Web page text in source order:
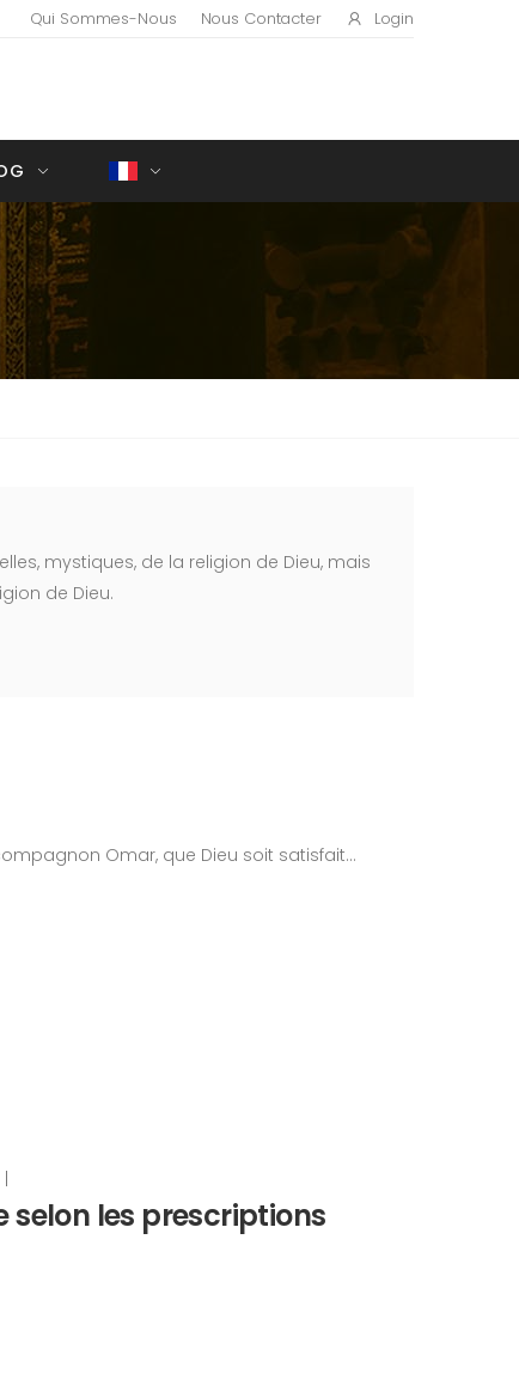
Qui Sommes-Nous Nous Contacter Login
mystiques, de la religion de Dieu, mais
de Dieu.
Omar, que Dieu soit satisfait...
|
selon les prescriptions